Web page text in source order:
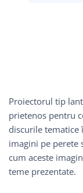
Proiectorul tip
prietenos pentru
discurile tematice
imagini pe perete
cum aceste
teme prezentate.